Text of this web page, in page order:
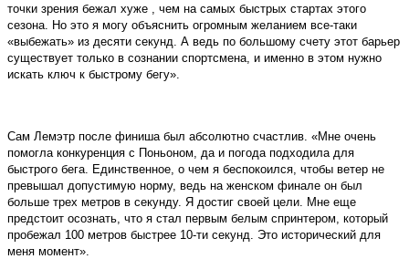
точки зрения бежал хуже , чем на самых быстрых стартах этого
сезона. Но это я могу объяснить огромным желанием все-таки
«выбежать» из десяти секунд. А ведь по большому счету этот барьер
существует только в сознании спортсмена, и именно в этом нужно
искать ключ к быстрому бегу».
Сам Лемэтр после финиша был абсолютно счастлив. «Мне очень
помогла конкуренция с Поньоном, да и погода подходила для
быстрого бега. Единственное, о чем я беспокоился, чтобы ветер не
превышал допустимую норму, ведь на женском финале он был
больше трех метров в секунду. Я достиг своей цели. Мне еще
предстоит осознать, что я стал первым белым спринтером, который
пробежал 100 метров быстрее 10-ти секунд. Это исторический для
меня момент».